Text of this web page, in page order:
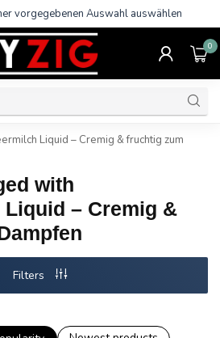
vorgegebenen Auswahl auswählen
0
Liquid – Cremig & fruchtig zum
with
– Cremig &
Filters